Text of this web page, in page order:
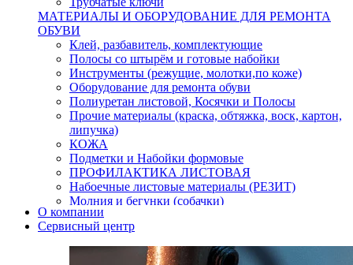
МАТЕРИАЛЫ И ОБОРУДОВАНИЕ ДЛЯ РЕМОНТА
ОБУВИ
Клей, разбавитель, комплектующие
Полосы со штырём и готовые набойки
Инструменты (режущие, молотки,по коже)
Оборудование для ремонта обуви
Полиуретан листовой, Косячки и Полосы
Прочие материалы (краска, обтяжка, воск, картон,
липучка)
КОЖА
Подметки и Набойки формовые
ПРОФИЛАКТИКА ЛИСТОВАЯ
Набоечные листовые материалы (РЕЗИТ)
Молния и бегунки (собачки)
Нитки,иглы-шило,крючки.
Уход и косметика для обуви
Кнопки (магнитые,кобурные)
Пряжки для ремня
О компании
Сервисный центр